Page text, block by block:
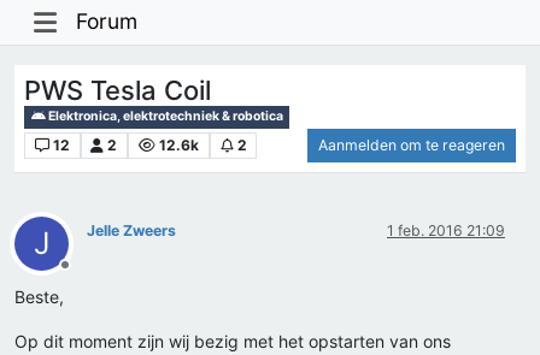
Forum
PWS Tesla Coil
Elektronica, elektrotechniek & robotica
12 2 12.6k 2 Aanmelden om te reageren
J
Offline
Jelle Zweers 1 feb. 2016 21:09
Beste,
Op dit moment zijn wij bezig met het opstarten van ons